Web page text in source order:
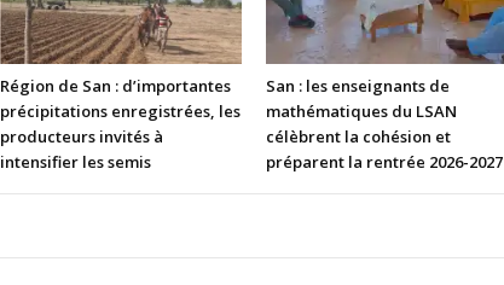
Région de San : d’importantes
précipitations enregistrées, les
producteurs invités à
intensifier les semis
San : les enseignants de
mathématiques du LSAN
célèbrent la cohésion et
préparent la rentrée 2026-2027